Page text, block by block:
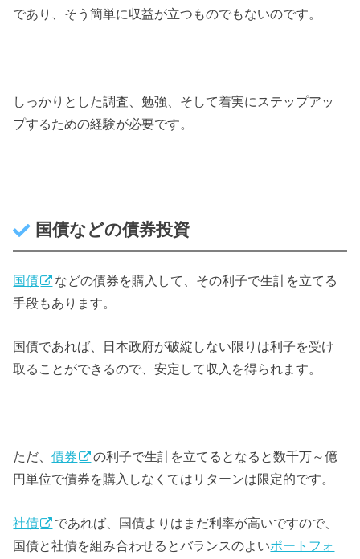
であり、そう簡単に収益が立つものでもないのです。
しっかりとした調査、勉強、そして着実にステップアッ
プするための経験が必要です。
国債などの債券投資
国債
などの債券を購入して、その利子で生計を立てる
手段もあります。
国債であれば、日本政府が破綻しない限りは利子を受け
取ることができるので、安定して収入を得られます。
ただ、債券
の利子で生計を立てるとなると数千万～億
円単位で債券を購入しなくてはリターンは限定的です。
社債
であれば、国債よりはまだ利率が高いですので、
国債と社債を組み合わせるとバランスのよいポートフォ